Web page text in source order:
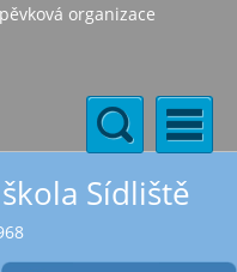
organizace
Sídliště